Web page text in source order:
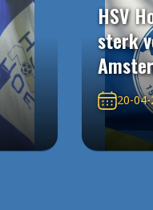
HSV
sterk
20-04-